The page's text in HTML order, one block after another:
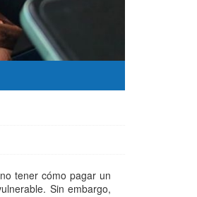
tener cómo pagar un
Sin embargo,